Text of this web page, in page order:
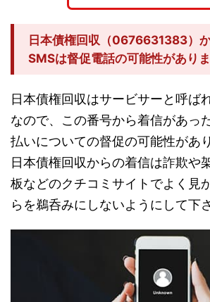
日本債権回収（0676631383）
SMSは督促電話の可能性がありま
日本債権回収はサービサーと呼ば
なので、この番号から着信があっ
払いについての督促の可能性があ
日本債権回収からの着信は詐欺や
板などのクチコミサイトでよく見
らを鵜呑みにしないようにして下